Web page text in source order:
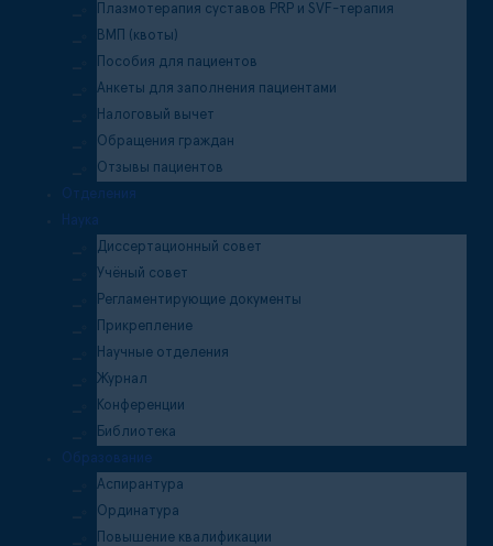
Плазмотерапия суставов PRP и SVF-терапия
ВМП (квоты)
Пособия для пациентов
Анкеты для заполнения пациентами
Налоговый вычет
Обращения граждан
Отзывы пациентов
Отделения
Наука
Диссертационный совет
Учёный совет
Регламентирующие документы
Прикрепление
Научные отделения
Журнал
Конференции
Библиотека
Образование
Аспирантура
Ординатура
Повышение квалификации